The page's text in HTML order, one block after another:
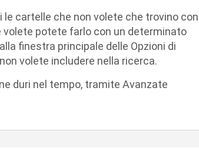
cartelle che non volete che trovino con
volete potete farlo con un determinato
finestra principale delle Opzioni di
volete includere nella ricerca.
duri nel tempo, tramite Avanzate